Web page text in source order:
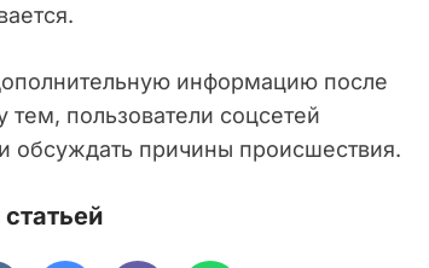
информацию после
пользователи соцсетей
обсуждать причины происшествия.